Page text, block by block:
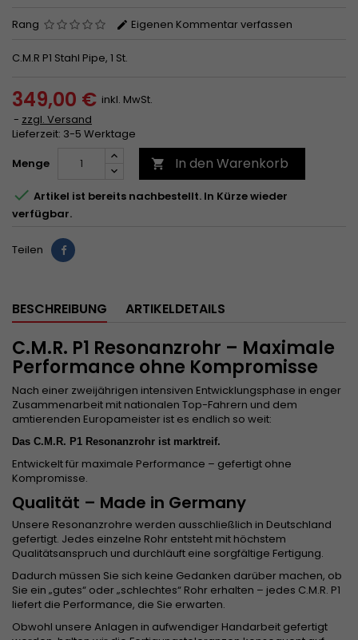
Rang Eigenen Kommentar verfassen
C.M.R P1 Stahl Pipe, 1 St.
349,00 € inkl. MwSt.
zzgl. Versand
Lieferzeit: 3-5 Werktage
Menge
 In den Warenkorb
 Artikel ist bereits nachbestellt. In Kürze wieder
verfügbar.
Teilen Teilen
BESCHREIBUNG ARTIKELDETAILS
C.M.R. P1 Resonanzrohr – Maximale
Performance ohne Kompromisse
Nach einer zweijährigen intensiven Entwicklungsphase in enger
Zusammenarbeit mit nationalen Top-Fahrern und dem
amtierenden Europameister ist es endlich so weit:
Das C.M.R. P1 Resonanzrohr ist marktreif.
Entwickelt für maximale Performance – gefertigt ohne
Kompromisse.
Qualität – Made in Germany
Unsere Resonanzrohre werden ausschließlich in Deutschland
gefertigt. Jedes einzelne Rohr entsteht mit höchstem
Qualitätsanspruch und durchläuft eine sorgfältige Fertigung.
Dadurch müssen Sie sich keine Gedanken darüber machen, ob
Sie ein „gutes“ oder „schlechtes“ Rohr erhalten – jedes C.M.R. P1
liefert die Performance, die Sie erwarten.
Obwohl unsere Anlagen in aufwendiger Handarbeit gefertigt